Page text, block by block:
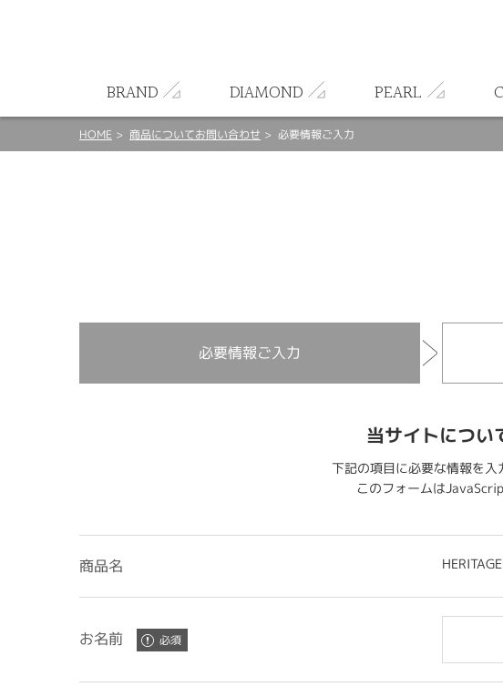
BRAND DIAMOND PEARL
HOME 商品についてお問い合わせ 必要情報ご入力
必要情報ご入力
当サイトについ
下記の項目に必要な情報を入
このフォームは
商品名
お名前